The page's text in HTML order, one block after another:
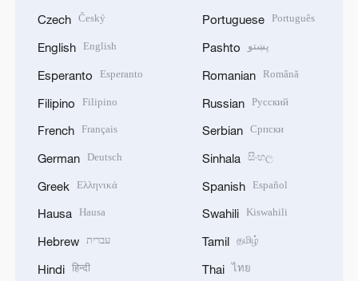
Czech Český
English English
Esperanto Esperanto
Filipino Filipino
French Français
German Deutsch
Greek Ελληνικά
Hausa Hausa
Hebrew עברית
Hindi हिन्दी
Portuguese Português
Pashto پښتو
Romanian Română
Russian Русский
Serbian Српски
Sinhala සිංහල
Spanish Español
Swahili Kiswahili
Tamil தமிழ்
Thai ไทย